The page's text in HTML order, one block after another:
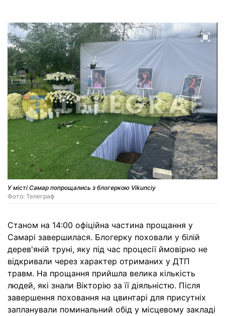
У місті Самар попрощались з блогеркою Vikunciy
Фото: Телеграф
Станом на 14:00 офіційна частина прощання у
Самарі завершилася. Блогерку поховали у білій
дерев'яній труні, яку під час процесії ймовірно не
відкривали через характер отриманих у ДТП
травм. На прощання прийшла велика кількість
людей, які знали Вікторію за її діяльністю. Після
завершення поховання на цвинтарі для присутніх
запланували поминальний обід у місцевому закладі